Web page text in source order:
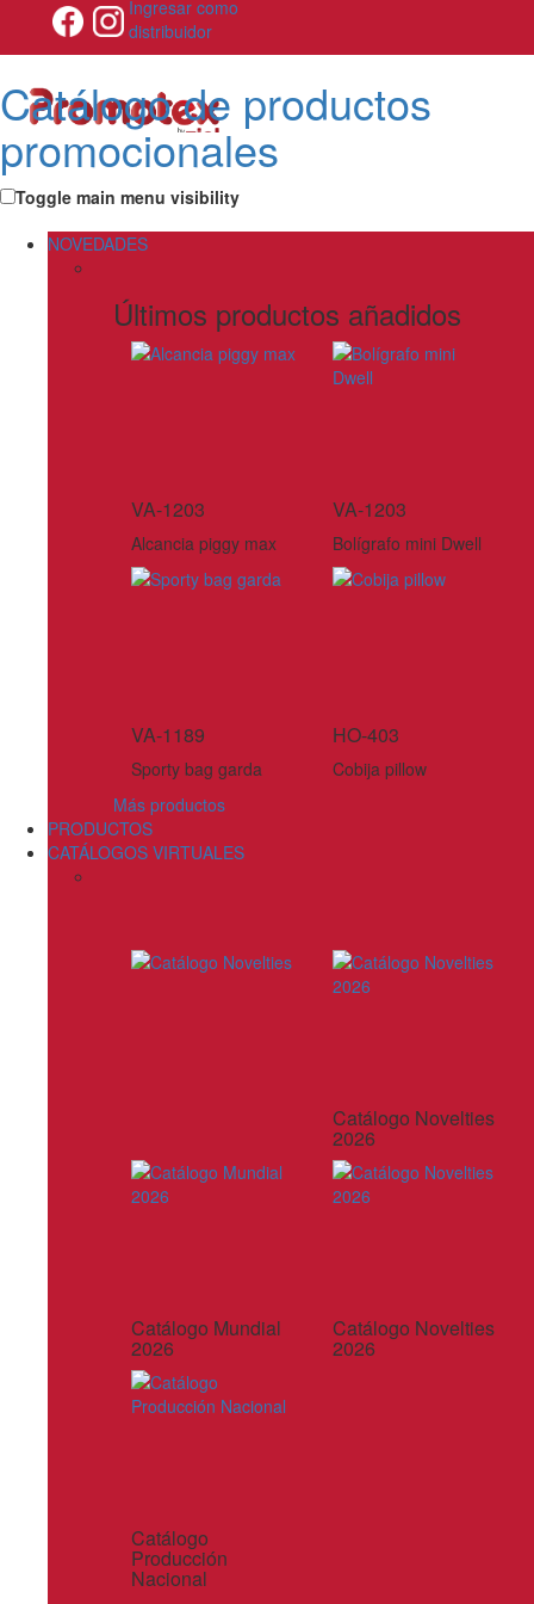
Ingresar como
distribuidor
Catálogo de productos
promocionales
Toggle main menu visibility
NOVEDADES
Últimos productos añadidos
VA-1203
Alcancia piggy max
VA-1203
Bolígrafo mini Dwell
VA-1189
Sporty bag garda
HO-403
Cobija pillow
Más productos
PRODUCTOS
CATÁLOGOS VIRTUALES
Catálogo Novelties
2026
Catálogo Mundial
2026
Catálogo Novelties
2026
Catálogo
Producción
Nacional